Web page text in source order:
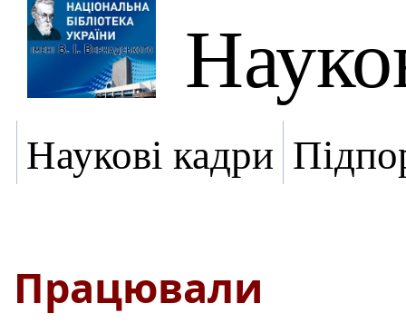
Наукові кадри
Працювали